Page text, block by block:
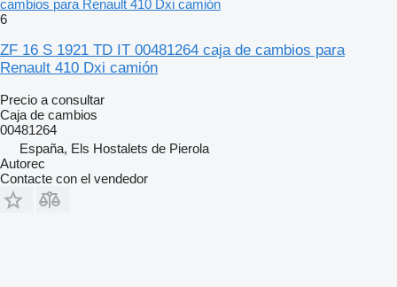
cambios para Renault 410 Dxi camión
6
ZF 16 S 1921 TD IT 00481264 caja de cambios para
Renault 410 Dxi camión
Precio a consultar
Caja de cambios
00481264
España, Els Hostalets de Pierola
Autorec
Contacte con el vendedor